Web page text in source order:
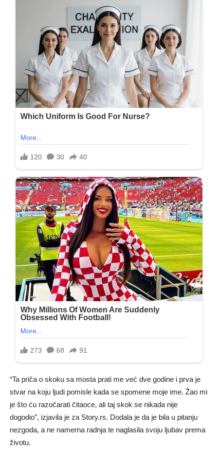
“Ta priča o skoku sa mosta prati me već dve godine i prva je
stvar na koju ljudi pomisle kada se spomene moje ime. Žao mi
je što ću razočarati čitaoce, ali taj skok se nikada nije
dogodio”, izjavila je za Story.rs. Dodala je da je bila u pitanju
nezgoda, a ne namerna radnja te naglasila svoju ljubav prema
životu.